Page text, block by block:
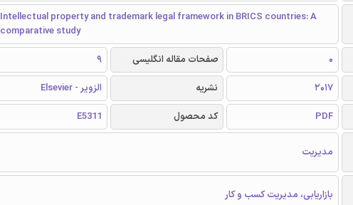
Intellectual property and trademark legal framework in BRICS countries: A
comparative study
0 صفحات مقاله انگلیسی
9
2017 نشریه
الزویر - Elsevier
PDF کد محصول
E5311
مدیریت
بازاریابی، مدیریت کسب و کار